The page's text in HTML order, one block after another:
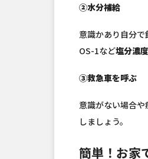
②水分補給
意識かあり自分で
OS-1など塩分濃
③救急車を呼ぶ
意識がない場合
しましょう。
簡単！お家